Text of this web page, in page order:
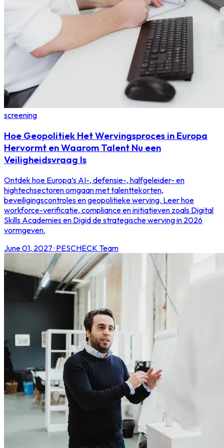
screening
Hoe Geopolitiek Het Wervingsproces in Europa
Hervormt en Waarom Talent Nu een
Veiligheidsvraag Is
Ontdek hoe Europa’s AI-, defensie-, halfgeleider- en
hightechsectoren omgaan met talenttekorten,
beveiligingscontroles en geopolitieke werving. Leer hoe
workforce-verificatie, compliance en initiatieven zoals Digital
Skills Academies en Digid de strategische werving in 2026
vormgeven.
June 01, 2027 · PESCHECK Team